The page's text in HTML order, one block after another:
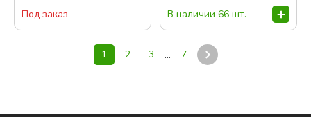
Под заказ В наличии 66 шт.
1 2 3 ... 7